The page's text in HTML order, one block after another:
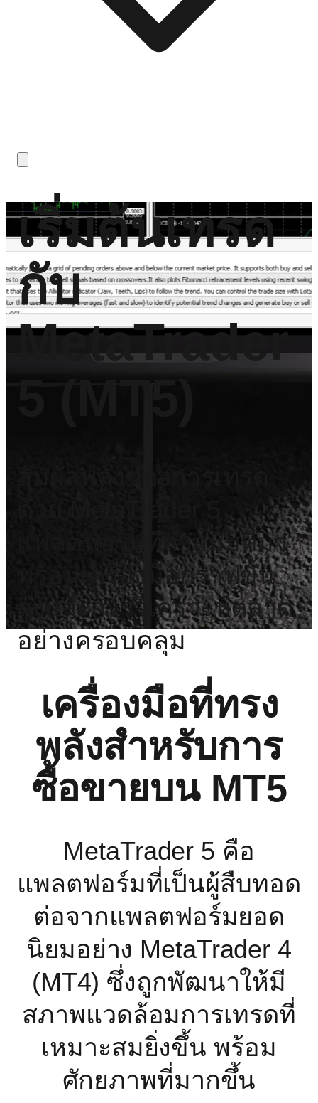
เริ่มต้นเทรด
กับ
MetaTrader
5 (MT5)
แพลตฟอร์มที่ล้ำสมัยที่มา
พร้อมเครื่องมือกราฟขั้น
สูงและการวิเคราะห์ตลาด
อย่างครอบคลุม
เครื่องมือที่ทรง
พลังสำหรับการ
ซื้อขายบน MT5
MetaTrader 5 คือ
แพลตฟอร์มที่เป็นผู้สืบทอด
ต่อจากแพลตฟอร์มยอด
นิยมอย่าง MetaTrader 4
(MT4) ซึ่งถูกพัฒนาให้มี
สภาพแวดล้อมการเทรดที่
เหมาะสมยิ่งขึ้น พร้อม
ศักยภาพที่มากขึ้น